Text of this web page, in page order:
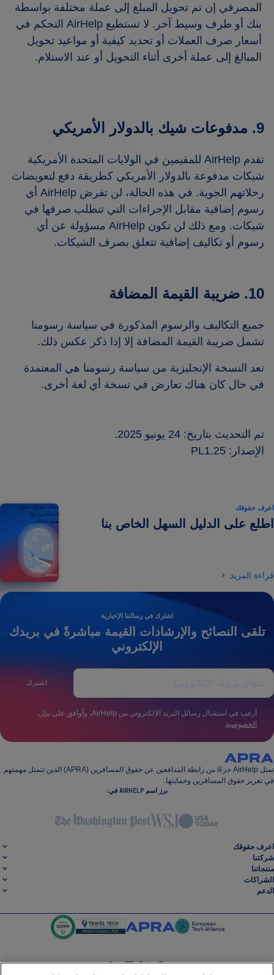
المصرفي إن تم تحويل المبلغ إلى عملة مختلفة بواسطة
بنك أو طرف وسيط آخر. لا تستطيع AirHelp التحكم في
أسعار صرف العملات أو تحديد كيفية أو مواعيد تحويل
المبالغ إلى عملة أخرى أثناء التحويل أو عند الاستلام.
9. مدفوعات شيك بالدولار الأمريكي
تقدم AirHelp للمقيمين في الولايات المتحدة الأمريكية
شيكات مدفوعة بالدولار الأمريكي كطريقة دفع لتعويضات
رحلاتهم الجوية. في هذه الحالة، لن تفرض AirHelp أي
رسوم إضافية مقابل الإجراءات التي تتطلب صرفها في
شيكات. ومع ذلك لن تكون AirHelp مسؤولة عن أي
رسوم أو تكاليف إضافية تتعلق بصرف الشيكات.
10. ضريبة القيمة المضافة
جميع التكاليف والرسوم المذكورة في سياسة رسومنا
تشمل ضريبة القيمة المضافة إلا إذا ذكر عكس ذلك.
تعد النسخة الإنجليزية من سياسة رسومنا هي المعتمدة
في حال كان هناك تعارض في نسخة أي لغة أخرى.
تم التحديث بتاريخ: 24 يونيو 2025.
الإصدار: PL1.25
اشترك في رسالتنا الإخبارية
تلقى النصائح والإرشادات القيمة مباشرةً في بريدك
الإلكتروني
اشترك
أرغب في استقبال رسائل البريد الإلكتروني من AirHelp، وأوافق على
بيان
الخصوصية.
اعرف حقوقك
اطلع على الدليل السهل الخاص بنا
قراءة المزيد
دليلك لمعرفة حقوق
المسافرين جوًا
طبعة 2026
تمثل AirHelp جزءًا من رابطة المدافعين عن حقوق المسافرين (APRA) الذين تتمثل مهمتهم
في تعزيز حقوق المسافرين وحمايتها.
برز اسم AIRHELP في:
اعرف حقوقك
شركتنا
منتجاتنا
الشراكات
الدعم